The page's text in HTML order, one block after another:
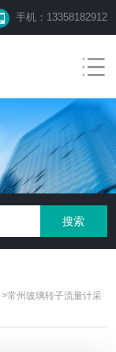
手机：13358182912
>常州玻璃转子流量计采